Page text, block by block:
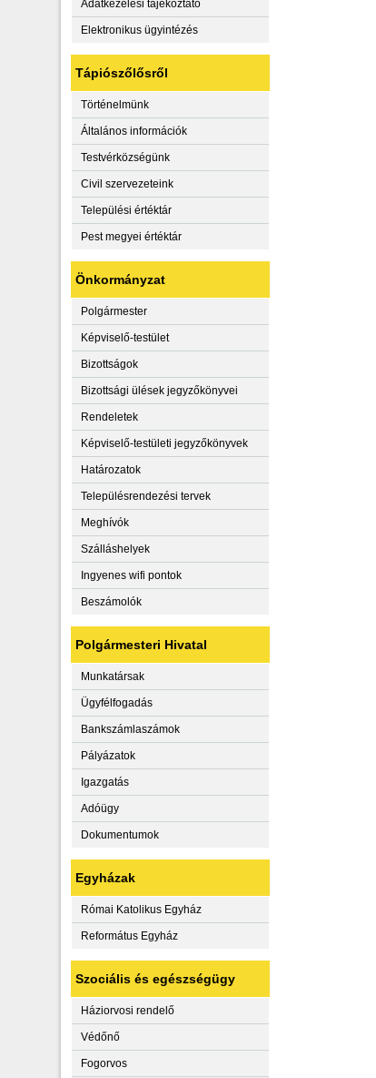
Adatkezelési tájékoztató
Elektronikus ügyintézés
Tápiószőlősről
Történelmünk
Általános információk
Testvérközségünk
Civil szervezeteink
Települési értéktár
Pest megyei értéktár
Önkormányzat
Polgármester
Képviselő-testület
Bizottságok
Bizottsági ülések jegyzőkönyvei
Rendeletek
Képviselő-testületi jegyzőkönyvek
Határozatok
Településrendezési tervek
Meghívók
Szálláshelyek
Ingyenes wifi pontok
Beszámolók
Polgármesteri Hivatal
Munkatársak
Ügyfélfogadás
Bankszámlaszámok
Pályázatok
Igazgatás
Adóügy
Dokumentumok
Egyházak
Római Katolikus Egyház
Református Egyház
Szociális és egészségügy
Háziorvosi rendelő
Védőnő
Fogorvos